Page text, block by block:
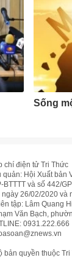
Sống
chí điện tử Tri Thức
quản: Hội Xuất bản
và số 442/
26/02/2020 và
tập: Lâm Quang
Văn Bạch,
0931.222.666
bản quyền thuộc